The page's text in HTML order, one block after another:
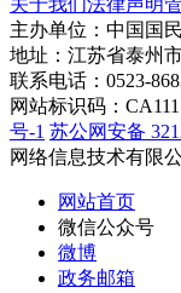
关于我们法律声明
主办单位：中国国
地址：江苏省泰州
联系电话：0523-
网站标识码：
号-1 苏公网安备
网络信息技术有限
网站首页
微信公众号
微博
政务邮箱